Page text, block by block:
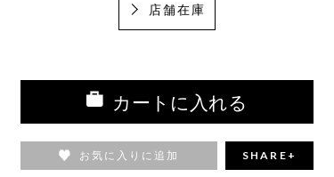
店舗在庫
カートに入れる
お気に入りに追加 SHARE+